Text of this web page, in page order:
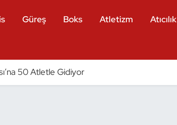
Güreş Boks Atletizm Atıcılık
50 Atletle Gidiyor